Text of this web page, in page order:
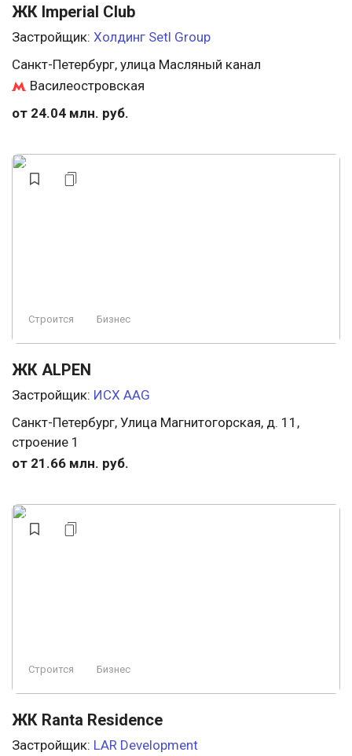
ЖК Imperial Club
Застройщик: Холдинг Setl Group
Санкт-Петербург, улица Масляный канал
Василеостровская
от 24.04 млн. руб.
Строится Бизнес
ЖК ALPEN
Застройщик: ИСХ AAG
Санкт-Петербург, Улица Магнитогорская, д. 11,
строение 1
от 21.66 млн. руб.
Строится Бизнес
ЖК Ranta Residence
Застройщик: LAR Development